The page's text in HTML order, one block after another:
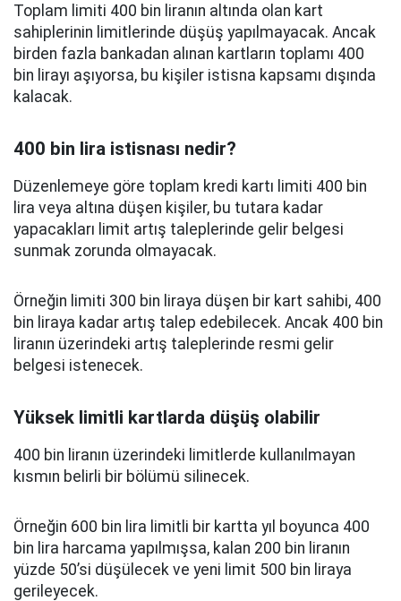
Toplam limiti 400 bin liranın altında olan kart
sahiplerinin limitlerinde düşüş yapılmayacak. Ancak
birden fazla bankadan alınan kartların toplamı 400
bin lirayı aşıyorsa, bu kişiler istisna kapsamı dışında
kalacak.
400 bin lira istisnası nedir?
Düzenlemeye göre toplam kredi kartı limiti 400 bin
lira veya altına düşen kişiler, bu tutara kadar
yapacakları limit artış taleplerinde gelir belgesi
sunmak zorunda olmayacak.
Örneğin limiti 300 bin liraya düşen bir kart sahibi, 400
bin liraya kadar artış talep edebilecek. Ancak 400 bin
liranın üzerindeki artış taleplerinde resmi gelir
belgesi istenecek.
Yüksek limitli kartlarda düşüş olabilir
400 bin liranın üzerindeki limitlerde kullanılmayan
kısmın belirli bir bölümü silinecek.
Örneğin 600 bin lira limitli bir kartta yıl boyunca 400
bin lira harcama yapılmışsa, kalan 200 bin liranın
yüzde 50’si düşülecek ve yeni limit 500 bin liraya
gerileyecek.